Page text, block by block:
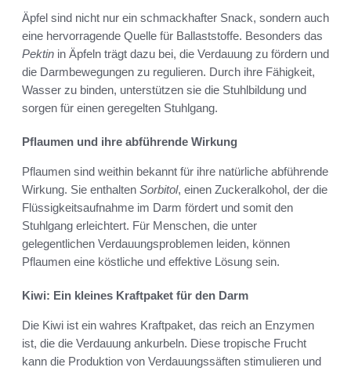
Äpfel sind nicht nur ein schmackhafter Snack, sondern auch
eine hervorragende Quelle für Ballaststoffe. Besonders das
Pektin in Äpfeln trägt dazu bei, die Verdauung zu fördern und
die Darmbewegungen zu regulieren. Durch ihre Fähigkeit,
Wasser zu binden, unterstützen sie die Stuhlbildung und
sorgen für einen geregelten Stuhlgang.
Pflaumen und ihre abführende Wirkung
Pflaumen sind weithin bekannt für ihre natürliche abführende
Wirkung. Sie enthalten Sorbitol, einen Zuckeralkohol, der die
Flüssigkeitsaufnahme im Darm fördert und somit den
Stuhlgang erleichtert. Für Menschen, die unter
gelegentlichen Verdauungsproblemen leiden, können
Pflaumen eine köstliche und effektive Lösung sein.
Kiwi: Ein kleines Kraftpaket für den Darm
Die Kiwi ist ein wahres Kraftpaket, das reich an Enzymen
ist, die die Verdauung ankurbeln. Diese tropische Frucht
kann die Produktion von Verdauungssäften stimulieren und